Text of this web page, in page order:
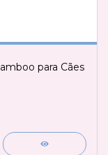
para Cães